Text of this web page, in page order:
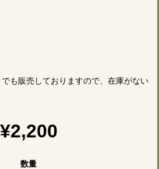
も販売しておりますので、在庫がない
¥2,200
数量